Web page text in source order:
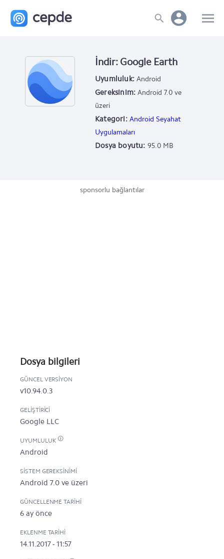
İndir: Google Earth
Uyumluluk: Android
Gereksinim: Android 7.0 ve
üzeri
Kategori: Android Seyahat
Uygulamaları
Dosya boyutu: 95.0 MB
sponsorlu bağlantılar
Dosya bilgileri
GÜNCEL VERSIYON
v10.94.0.3
GELIŞTIRICI
Google LLC
UYUMLULUK
Android
SISTEM GEREKSINIMI
Android 7.0 ve üzeri
GÜNCELLENME TARIHI
6 ay önce
EKLENME TARIHI
14.11.2017 - 11:57